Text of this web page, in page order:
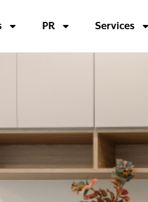
PR Services